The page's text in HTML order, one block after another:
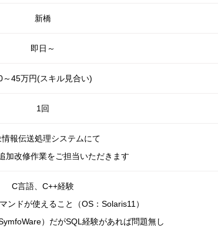
新橋
即日～
～45万円(スキル見合い)
1回
報伝送処理システムにて
加改修作業をご担当いただきます
C言語、C++経験
ンドが使えること（OS：Solaris11）
）だがSQL経験があれば問題無し